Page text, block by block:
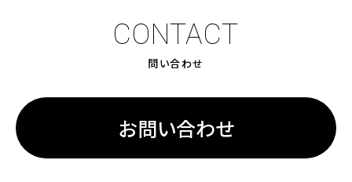
CONTACT
問い合わせ
お問い合わせ